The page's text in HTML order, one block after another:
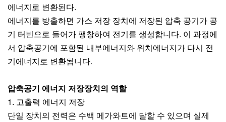
에너지로 변환된다.
에너지를 방출하면 가스 저장 장치에 저장된 압축 공기가 공
기 터빈으로 들어가 팽창하여 전기를 생성합니다. 이 과정에
서 압축공기에 포함된 내부에너지와 위치에너지가 다시 전
기에너지로 변환됩니다.
압축공기 에너지 저장장치의 역할
1. 고출력 에너지 저장
단일 장치의 전력은 수백 메가와트에 달할 수 있으며 실제